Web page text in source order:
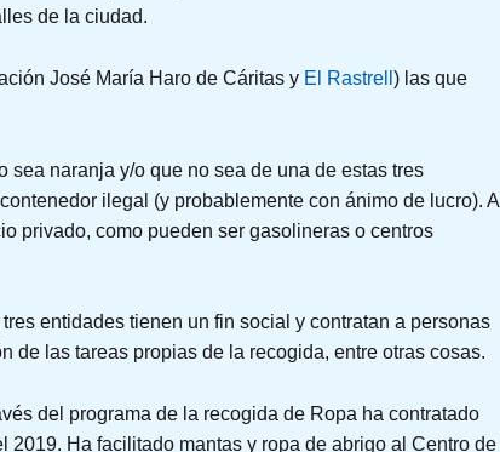
de la ciudad.
José María Haro de Cáritas yEl Rastrell ) las que
sea naranja y/o que no sea de una de estas tres
ilegal (y probablemente con ánimo de lucro). A
privado, como pueden ser gasolineras o centros
entidades tienen un fin social y contratan a personas
de las tareas propias de la recogida, entre otras cosas.
del programa de la recogida de Ropa ha contratado
2019. Ha facilitado mantas y ropa de abrigo al Centro de